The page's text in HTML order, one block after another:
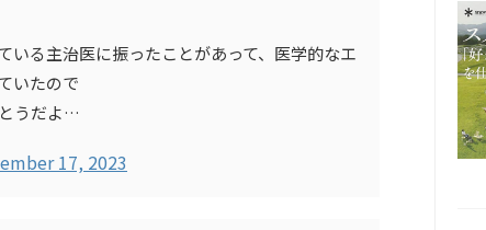
いる主治医に振ったことがあって、医学的なエ
いたので
うだよ…
17, 2023